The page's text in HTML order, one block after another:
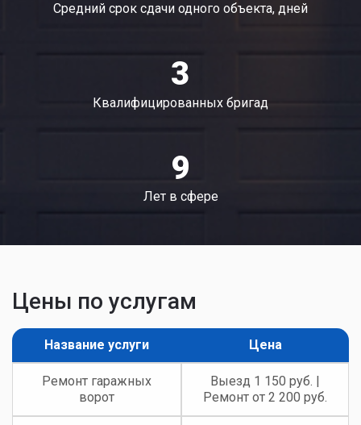
Средний срок сдачи одного объекта, дней
3
Квалифицированных бригад
9
Лет в сфере
Цены по услугам
Название услуги Цена
Ремонт гаражных
ворот
Выезд 1 150 руб. |
Ремонт от 2 200 руб.